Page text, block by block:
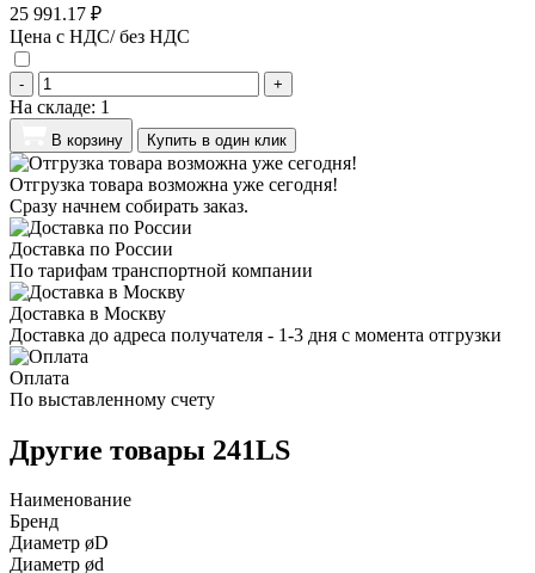
25 991.17 ₽
Цена с НДС/ без НДС
- +
На складе: 1
В корзину Купить в один клик
Отгрузка товара возможна уже сегодня!
Сразу начнем собирать заказ.
Доставка по России
По тарифам транспортной компании
Доставка в Москву
Доставка до адреса получателя - 1-3 дня с момента отгрузки
Оплата
По выставленному счету
Другие товары 241LS
Наименование
Бренд
Диаметр øD
Диаметр ød